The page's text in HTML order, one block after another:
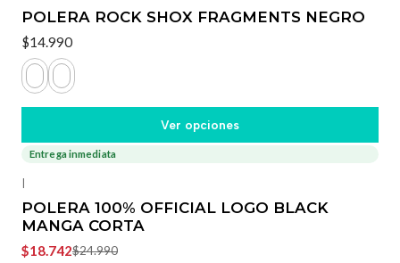
POLERA ROCK SHOX FRAGMENTS NEGRO
$14.990
Ver opciones
Entrega inmediata
|
POLERA 100% OFFICIAL LOGO BLACK
MANGA CORTA
$18.742$24.990